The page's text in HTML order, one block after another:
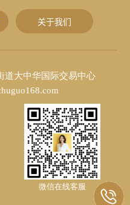
关于我们
道大中华国际交易中心
微信在线客服